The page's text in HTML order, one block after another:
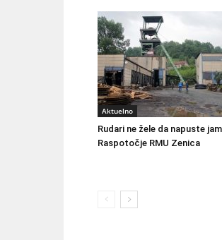
Aktuelno
Rudari ne žele da napuste
Raspotočje RMU Zenica